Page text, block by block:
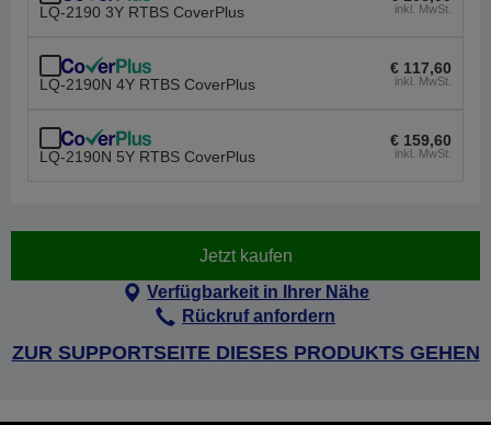
LQ-2190 3Y RTBS CoverPlus inkl. MwSt.
LQ-2190N 4Y RTBS CoverPlus
€ 117,60
inkl. MwSt.
LQ-2190N 5Y RTBS CoverPlus
€ 159,60
inkl. MwSt.
Jetzt kaufen
Verfügbarkeit in Ihrer Nähe
Rückruf anfordern
ZUR SUPPORTSEITE DIESES PRODUKTS GEHEN